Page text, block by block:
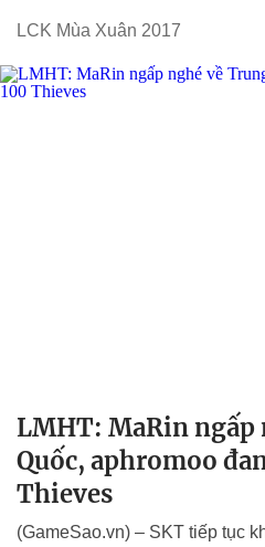
LCK Mùa Xuân 2017
LMHT: MaRin ngấp
Quốc, aphromoo
Thieves
(GameSao.vn) – SKT tiếp tục